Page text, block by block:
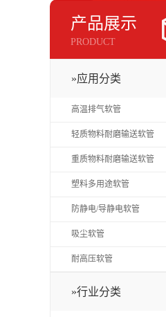
产品展示
PRODUCT
»应用分类
高温排气软管
轻质物料耐磨输送软管
重质物料耐磨输送软管
塑料多用途软管
防静电/导静电软管
吸尘软管
耐高压软管
»行业分类